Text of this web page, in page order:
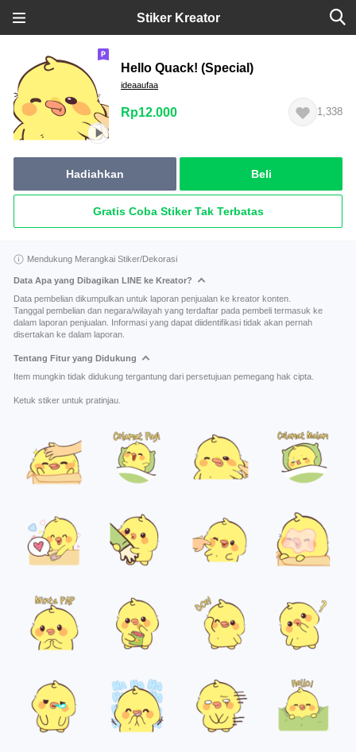
Stiker Kreator
Hello Quack! (Special)
ideaaufaa
Rp12.000 1,338
Hadiahkan Beli
Gratis Coba Stiker Tak Terbatas
Mendukung Merangkai Stiker/Dekorasi
Data Apa yang Dibagikan LINE ke Kreator?
Data pembelian dikumpulkan untuk laporan penjualan ke kreator konten.
Tanggal pembelian dan negara/wilayah yang terdaftar pada pembeli termasuk ke
dalam laporan penjualan. Informasi yang dapat diidentifikasi tidak akan pernah
disertakan ke dalam laporan.
Tentang Fitur yang Didukung
Item mungkin tidak didukung tergantung dari persetujuan pemegang hak cipta.
Ketuk stiker untuk pratinjau.